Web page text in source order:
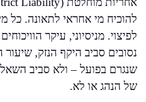
להוכיח מי אחראי לתאונה. כל
לפיצוי. מניסיוני, עיקר
נסובים סביב היקף הנזק, שיעור
שנגרם בפועל – ולא סביב
של הנהג או לא.